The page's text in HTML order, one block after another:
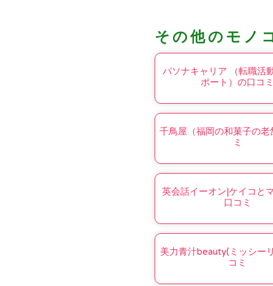
その他のモノ
パソナキャリア （転職活
ポート）の口コミ
千鳥屋（福岡の和菓子の老
ミ
英会話イーオン|ケイコと
口コミ
美力青汁beauty(ミッシー
コミ